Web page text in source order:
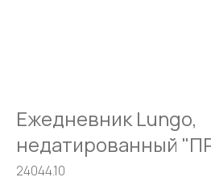
Ежедневник Lungo,
недатированный
24044.10